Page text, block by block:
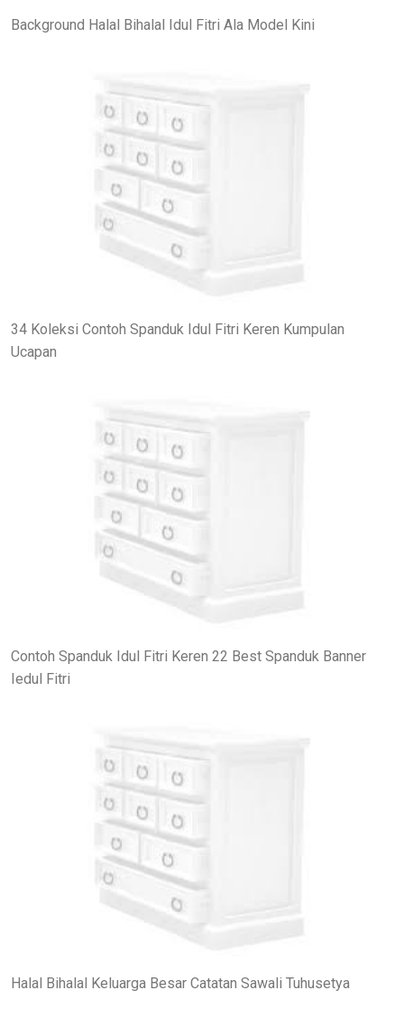
Background Halal Bihalal Idul Fitri Ala Model Kini
34 Koleksi Contoh Spanduk Idul Fitri Keren Kumpulan
Ucapan
Contoh Spanduk Idul Fitri Keren 22 Best Spanduk Banner
Iedul Fitri
Halal Bihalal Keluarga Besar Catatan Sawali Tuhusetya